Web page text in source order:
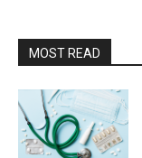
MOST READ